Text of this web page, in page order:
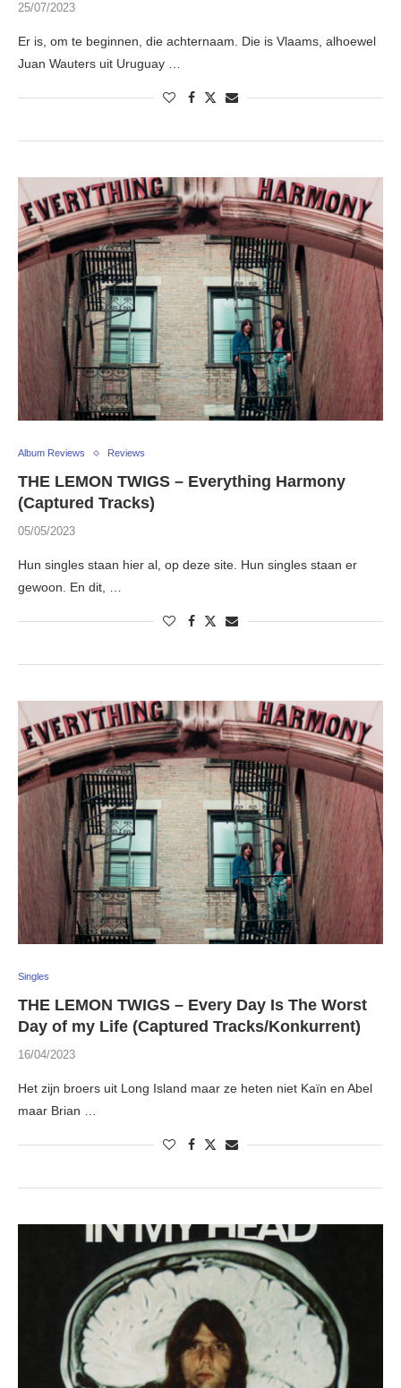
25/07/2023
Er is, om te beginnen, die achternaam. Die is Vlaams, alhoewel
Juan Wauters uit Uruguay …
Album Reviews Reviews
THE LEMON TWIGS – Everything Harmony
(Captured Tracks)
05/05/2023
Hun singles staan hier al, op deze site. Hun singles staan er
gewoon. En dit, …
Singles
THE LEMON TWIGS – Every Day Is The Worst
Day of my Life (Captured Tracks/Konkurrent)
16/04/2023
Het zijn broers uit Long Island maar ze heten niet Kaïn en Abel
maar Brian …